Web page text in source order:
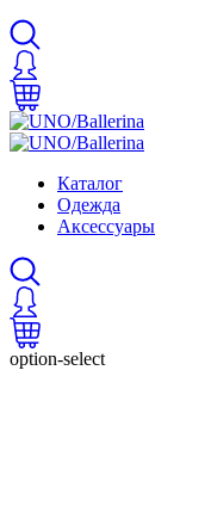
Каталог
Одежда
Аксессуары
option-select